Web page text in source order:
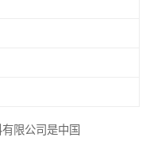
限公司是中国